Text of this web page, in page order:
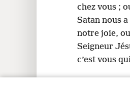
chez vous ;
Satan nous
notre joie,
Seigneur
c’est vous